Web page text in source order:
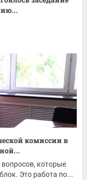
комиссии в
которые
Это работа по...